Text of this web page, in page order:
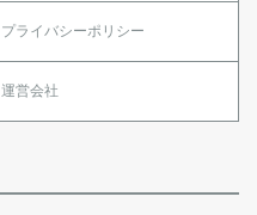
プライバシーポリシー
運営会社